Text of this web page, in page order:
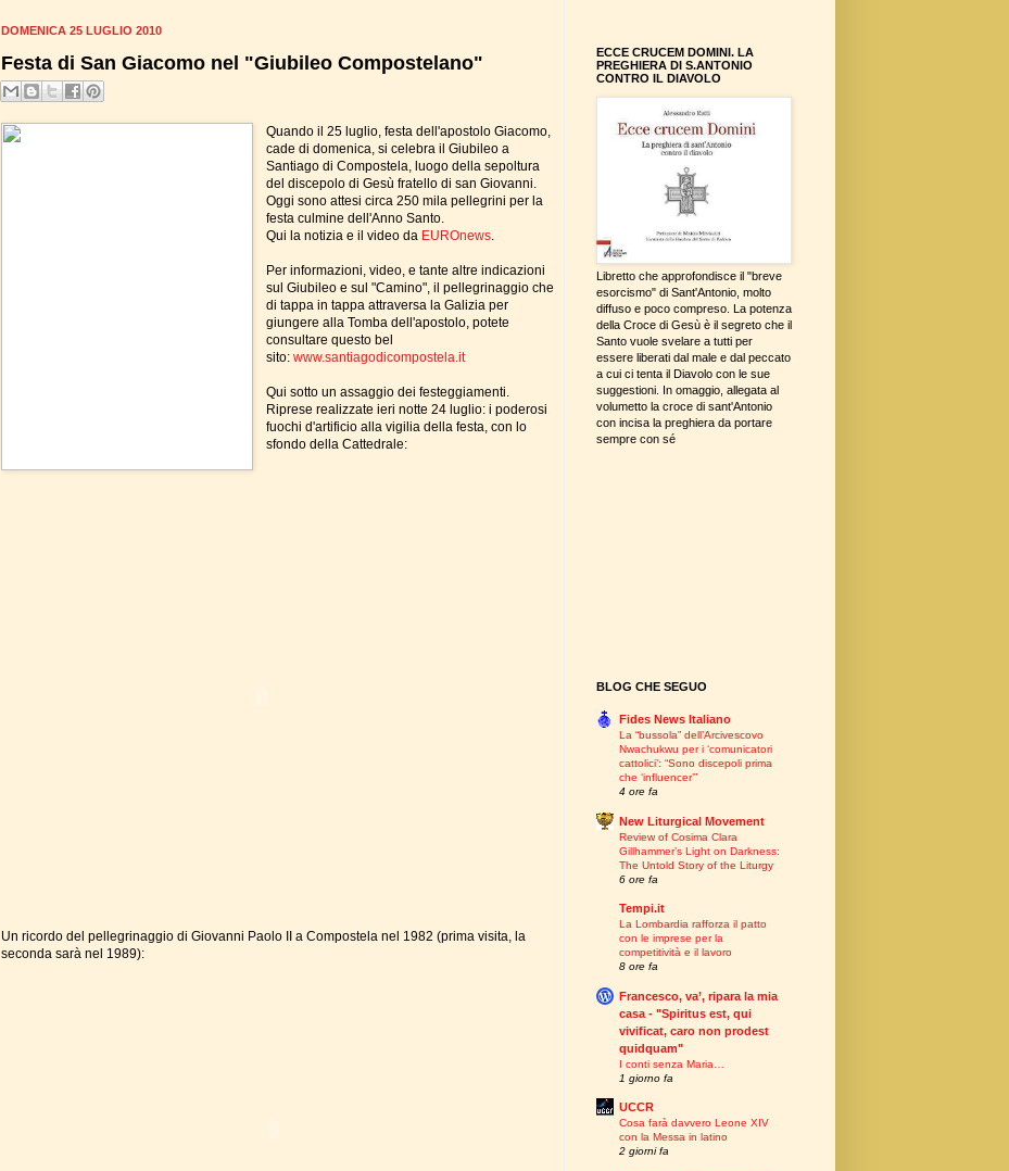
DOMENICA 25 LUGLIO 2010
Festa di San Giacomo nel "Giubileo Compostelano"
Quando il 25 luglio, festa dell'apostolo Giacomo,
cade di domenica, si celebra il Giubileo a
Santiago di Compostela, luogo della sepoltura
del discepolo di Gesù fratello di san Giovanni.
Oggi sono attesi circa 250 mila pellegrini per la
festa culmine dell'Anno Santo.
Qui la notizia e il video da EUROnews
Per informazioni, video, e tante altre indicazioni
sul Giubileo e sul "Camino", il pellegrinaggio che
di tappa in tappa attraversa la Galizia per
giungere alla Tomba dell'apostolo, potete
consultare questo bel
sito:www.santiagodicompostela.it
Qui sotto un assaggio dei festeggiamenti.
Riprese realizzate ieri notte 24 luglio: i poderosi
fuochi d'artificio alla vigilia della festa, con lo
sfondo della Cattedrale:
Un ricordo del pellegrinaggio di Giovanni Paolo II a Compostela nel 1982 (prima visita, la
seconda sarà nel 1989):
ECCE CRUCEM DOMINI. LA
PREGHIERA DI S.ANTONIO
CONTRO IL DIAVOLO
Libretto che approfondisce il "breve
esorcismo" di Sant'Antonio, molto
diffuso e poco compreso. La potenza
della Croce di Gesù è il segreto che il
Santo vuole svelare a tutti per
essere liberati dal male e dal peccato
a cui ci tenta il Diavolo con le sue
suggestioni. In omaggio, allegata al
volumetto la croce di sant'Antonio
con incisa la preghiera da portare
sempre con sé
BLOG CHE SEGUO
Fides News Italiano
La “bussola” dell’Arcivescovo
Nwachukwu per i ‘comunicatori
cattolici’: “Sono discepoli prima
che ‘influencer’”
4 ore fa
New Liturgical Movement
Review of Cosima Clara
Gillhammer’s Light on Darkness:
The Untold Story of the Liturgy
6 ore fa
Tempi.it
La Lombardia rafforza il patto
con le imprese per la
competitività e il lavoro
8 ore fa
Francesco, va’, ripara la mia
casa - "Spiritus est, qui
vivificat, caro non prodest
quidquam"
I conti senza Maria…
1 giorno fa
UCCR
Cosa farà davvero Leone XIV
con la Messa in latino
2 giorni fa